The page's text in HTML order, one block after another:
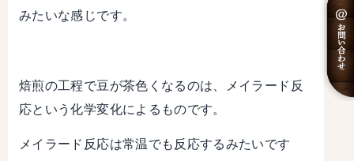
みたいな感じです。
焙煎の工程で豆が茶色くなるのは、メイラード反
応という化学変化によるものです。
メイラード反応は常温でも反応するみたいです